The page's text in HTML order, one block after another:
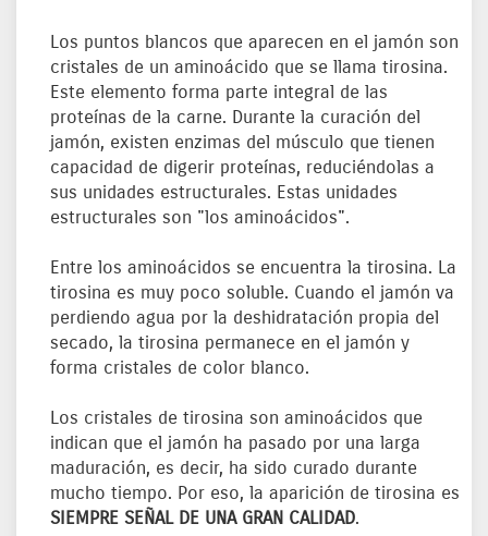
Los puntos blancos que aparecen en el jamón son
cristales de un aminoácido que se llama tirosina.
Este elemento forma parte integral de las
proteínas de la carne. Durante la curación del
jamón, existen enzimas del músculo que tienen
capacidad de digerir proteínas, reduciéndolas a
sus unidades estructurales. Estas unidades
estructurales son "los aminoácidos".
Entre los aminoácidos se encuentra la tirosina. La
tirosina es muy poco soluble. Cuando el jamón va
perdiendo agua por la deshidratación propia del
secado, la tirosina permanece en el jamón y
forma cristales de color blanco.
Los cristales de tirosina son aminoácidos que
indican que el jamón ha pasado por una larga
maduración, es decir, ha sido curado durante
mucho tiempo. Por eso, la aparición de tirosina es
SIEMPRE SEÑAL DE UNA GRAN CALIDAD.